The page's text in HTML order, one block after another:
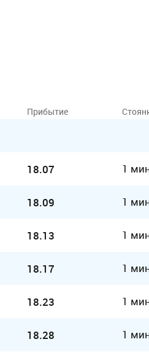
Прибытие
18.07 1
18.09 1
18.13 1
18.17 1
18.23 1
18.28 1